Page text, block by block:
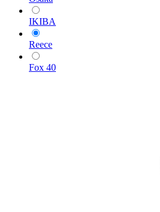
IKIBA
Reece
Fox 40